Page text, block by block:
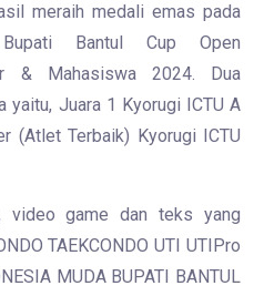
meraih medali emas pada
Bantul Cup Open
& Mahasiswa 2024. Dua
Juara 1 Kyorugi ICTU A
(Atlet Terbaik) Kyorugi ICTU